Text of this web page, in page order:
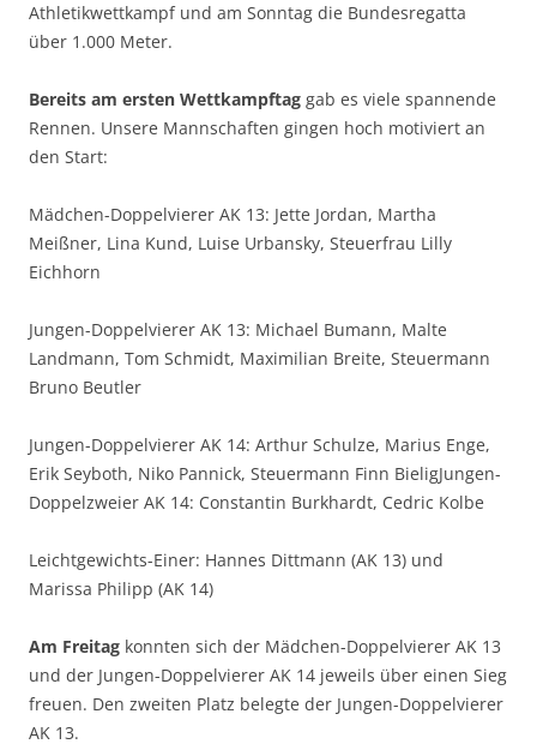
Athletikwettkampf und am Sonntag die Bundesregatta
über 1.000 Meter.
Bereits am ersten Wettkampftag gab es viele spannende
Rennen. Unsere Mannschaften gingen hoch motiviert an
den Start:
Mädchen-Doppelvierer AK 13: Jette Jordan, Martha
Meißner, Lina Kund, Luise Urbansky, Steuerfrau Lilly
Eichhorn
Jungen-Doppelvierer AK 13: Michael Bumann, Malte
Landmann, Tom Schmidt, Maximilian Breite, Steuermann
Bruno Beutler
Jungen-Doppelvierer AK 14: Arthur Schulze, Marius Enge,
Erik Seyboth, Niko Pannick, Steuermann Finn BieligJungen-
Doppelzweier AK 14: Constantin Burkhardt, Cedric Kolbe
Leichtgewichts-Einer: Hannes Dittmann (AK 13) und
Marissa Philipp (AK 14)
Am Freitag konnten sich der Mädchen-Doppelvierer AK 13
und der Jungen-Doppelvierer AK 14 jeweils über einen Sieg
freuen. Den zweiten Platz belegte der Jungen-Doppelvierer
AK 13.